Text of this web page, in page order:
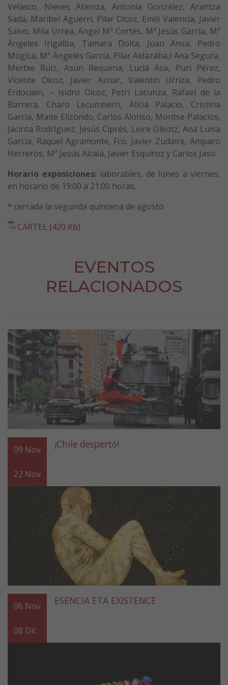
Velasco, Nieves Atienza, Antonia González, Arantza
Sada, Maribel Aguerri, Pilar Olcoz, Emili Valencia, Javier
Salvo, Mila Urrea, Angel Mª Cortés, Mª Jesús García, Mª
Ángeles Irigalba, Tamara Dolta, Juan Ansa, Pedro
Múgica, Mª Ángeles García, Pilar Aldazába,l Ana Segura,
Mertxe Ruiz, Asun Requena, Lucia Asa, Puri Pérez,
Vicente Olcoz, Javier Aznar, Valentín Urriza, Pedro
Erdociain, – Isidro Olcoz, Petri Lacunza, Rafael de la
Barrera, Charo Lecumberri, Alicia Palacio, Cristina
García, Maite Elizondo, Carlos Alonso, Montse Palacios,
Jacinta Rodríguez, Jesús Ciprés, Leire Olkotz, Ana Luisa
García, Raquel Agramonte, Fco. Javier Zudaire, Amparo
Herreros, Mª Jesús Alcalá, Javier Esquíroz y Carlos Jaso.
Horario exposiciones: laborables, de lunes a viernes,
en horario de 19:00 a 21:00 horas.
* cerrada la segunda quincena de agosto
CARTEL (420 Kb)
EVENTOS
RELACIONADOS
09 Nov
22 Nov
¡Chile despertó!
06 Nov
08 Dic
ESENCIA ETA EXISTENCE